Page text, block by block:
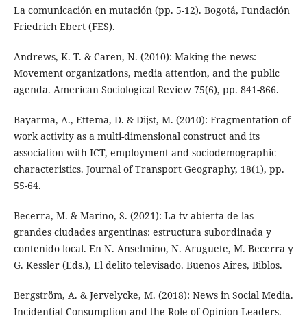
La comunicación en mutación (pp. 5-12). Bogotá, Fundación
Friedrich Ebert (FES).
Andrews, K. T. & Caren, N. (2010): Making the news:
Movement organizations, media attention, and the public
agenda. American Sociological Review 75(6), pp. 841-866.
Bayarma, A., Ettema, D. & Dijst, M. (2010): Fragmentation of
work activity as a multi-dimensional construct and its
association with ICT, employment and sociodemographic
characteristics. Journal of Transport Geography, 18(1), pp.
55-64.
Becerra, M. & Marino, S. (2021): La tv abierta de las
grandes ciudades argentinas: estructura subordinada y
contenido local. En N. Anselmino, N. Aruguete, M. Becerra y
G. Kessler (Eds.), El delito televisado. Buenos Aires, Biblos.
Bergström, A. & Jervelycke, M. (2018): News in Social Media.
Incidential Consumption and the Role of Opinion Leaders.